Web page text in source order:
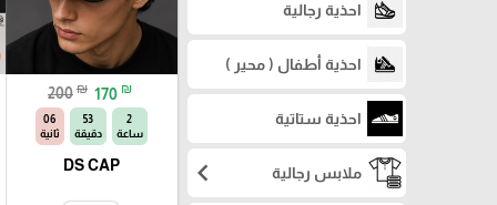
احذية رجالية
احذية أطفال ( محير )
احذية ستاتية
ملابس رجالية chevron_left
200 ₪ 170 ₪
2
ساعة
53
دقيقة
04
ثانية
DS CAP